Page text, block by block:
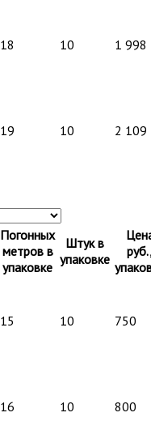
18 10 1 998
19 10 2 109
Погонных
метров в
упаковке
Штук в
упаковке
15 10 750
16 10 800